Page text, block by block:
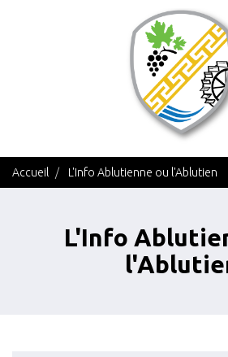
Accueil L'Info Ablutienne ou l'Ablutien
L'Info